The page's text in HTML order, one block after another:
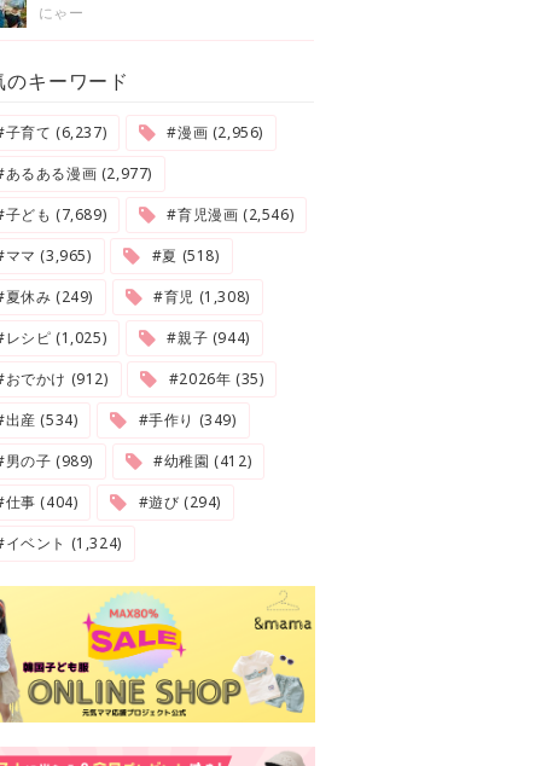
にゃー
のキーワード
育て (6,237)
#漫画 (2,956)
るある漫画 (2,977)
ども (7,689)
#育児漫画 (2,546)
マ (3,965)
#夏 (518)
休み (249)
#育児 (1,308)
シピ (1,025)
#親子 (944)
でかけ (912)
#2026年 (35)
産 (534)
#手作り (349)
の子 (989)
#幼稚園 (412)
事 (404)
#遊び (294)
ベント (1,324)